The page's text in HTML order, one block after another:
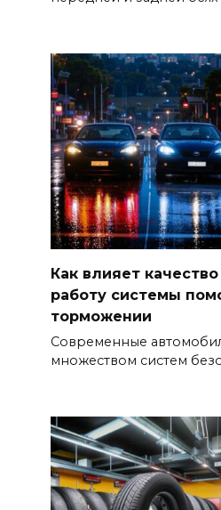
Как влияет
работу системы
торможении
Современные
множеством систем